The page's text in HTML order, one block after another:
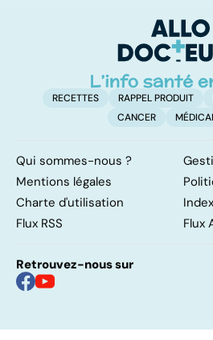
RECETTES RAPPEL PRODUIT
CANCER
Qui sommes-nous ?
Mentions légales
Charte d'utilisation
Flux RSS
Flux
Retrouvez-nous sur